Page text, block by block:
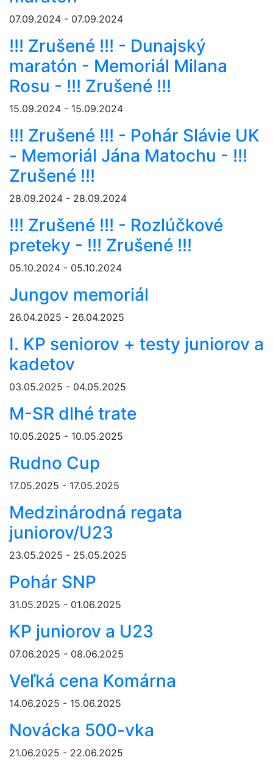
07.09.2024 - 07.09.2024
!!! Zrušené !!! - Dunajský
maratón - Memoriál Milana
Rosu - !!! Zrušené !!!
15.09.2024 - 15.09.2024
!!! Zrušené !!! - Pohár Slávie UK
- Memoriál Jána Matochu - !!!
Zrušené !!!
28.09.2024 - 28.09.2024
!!! Zrušené !!! - Rozlúčkové
preteky - !!! Zrušené !!!
05.10.2024 - 05.10.2024
Jungov memoriál
26.04.2025 - 26.04.2025
I. KP seniorov + testy juniorov a
kadetov
03.05.2025 - 04.05.2025
M-SR dlhé trate
10.05.2025 - 10.05.2025
Rudno Cup
17.05.2025 - 17.05.2025
Medzinárodná regata
juniorov/U23
23.05.2025 - 25.05.2025
Pohár SNP
31.05.2025 - 01.06.2025
KP juniorov a U23
07.06.2025 - 08.06.2025
Veľká cena Komárna
14.06.2025 - 15.06.2025
Novácka 500-vka
21.06.2025 - 22.06.2025